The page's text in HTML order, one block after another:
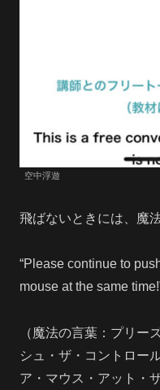
空中浮遊
飛ばないときには、魔
“Please continue to
mouse at the same
（魔法の言葉：プリー
シュ・ザ・コントロー
ア・マウス・アット・